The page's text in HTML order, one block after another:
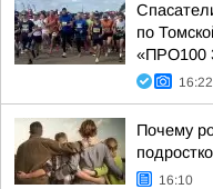
по
«ПРО100
16:22
Почему
16:10